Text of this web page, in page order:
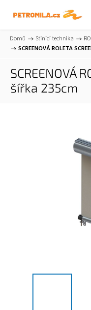
Domů / Stínící technika /
/
SCREENOVÁ ROLETA
SCREENOVÁ
šířka 235cm